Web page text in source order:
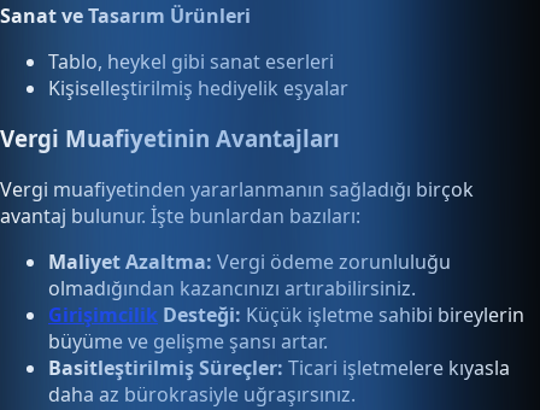
Sanat ve Tasarım Ürünleri
Tablo, heykel gibi sanat eserleri
Kişiselleştirilmiş hediyelik eşyalar
Vergi Muafiyetinin Avantajları
Vergi muafiyetinden yararlanmanın sağladığı birçok
avantaj bulunur. İşte bunlardan bazıları:
Maliyet Azaltma: Vergi ödeme zorunluluğu
olmadığından kazancınızı artırabilirsiniz.
Girişimcilik Desteği: Küçük işletme sahibi bireylerin
büyüme ve gelişme şansı artar.
Basitleştirilmiş Süreçler: Ticari işletmelere kıyasla
daha az bürokrasiyle uğraşırsınız.